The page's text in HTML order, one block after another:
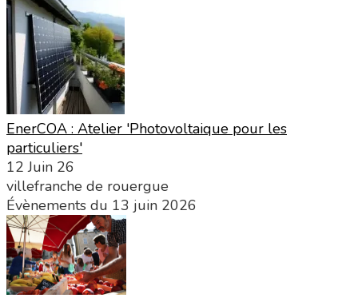
EnerCOA : Atelier 'Photovoltaique pour les
particuliers'
12 Juin 26
villefranche de rouergue
Évènements du 13 juin 2026